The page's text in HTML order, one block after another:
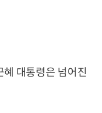
대통령은 넘어진